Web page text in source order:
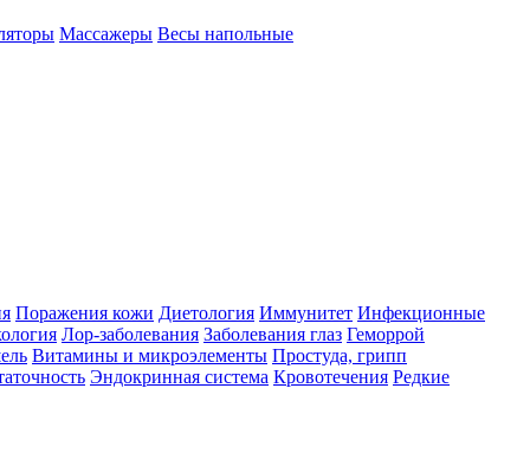
Массажеры Весы напольные
Поражения кожи Диетология Иммунитет Инфекционные
Лор-заболевания Заболевания глаз Геморрой
Витамины и микроэлементы Простуда, грипп
Эндокринная система Кровотечения Редкие